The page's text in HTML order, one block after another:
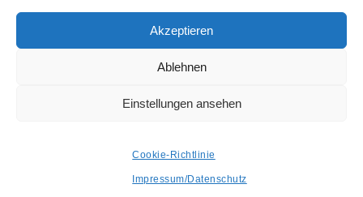
Akzeptieren
Ablehnen
Einstellungen ansehen
Cookie-Richtlinie
Impressum/Datenschutz